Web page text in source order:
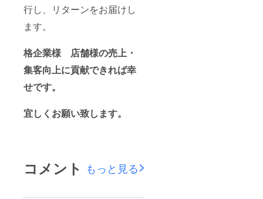
行し、リターンをお届けし
ます。
格企業様 店舗様の売上・
集客向上に貢献できれば幸
せです。
宜しくお願い致します。
コメント もっと見る